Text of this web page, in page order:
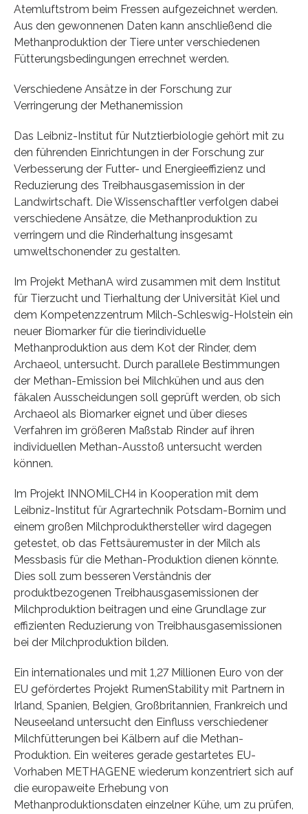
Atemluftstrom beim Fressen aufgezeichnet werden.
Aus den gewonnenen Daten kann anschließend die
Methanproduktion der Tiere unter verschiedenen
Fütterungsbedingungen errechnet werden.
Verschiedene Ansätze in der Forschung zur
Verringerung der Methanemission
Das Leibniz-Institut für Nutztierbiologie gehört mit zu
den führenden Einrichtungen in der Forschung zur
Verbesserung der Futter- und Energieeffizienz und
Reduzierung des Treibhausgasemission in der
Landwirtschaft. Die Wissenschaftler verfolgen dabei
verschiedene Ansätze, die Methanproduktion zu
verringern und die Rinderhaltung insgesamt
umweltschonender zu gestalten.
Im Projekt MethanA wird zusammen mit dem Institut
für Tierzucht und Tierhaltung der Universität Kiel und
dem Kompetenzzentrum Milch-Schleswig-Holstein ein
neuer Biomarker für die tierindividuelle
Methanproduktion aus dem Kot der Rinder, dem
Archaeol, untersucht. Durch parallele Bestimmungen
der Methan-Emission bei Milchkühen und aus den
fäkalen Ausscheidungen soll geprüft werden, ob sich
Archaeol als Biomarker eignet und über dieses
Verfahren im größeren Maßstab Rinder auf ihren
individuellen Methan-Ausstoß untersucht werden
können.
Im Projekt INNOMiLCH4 in Kooperation mit dem
Leibniz-Institut für Agrartechnik Potsdam-Bornim und
einem großen Milchprodukthersteller wird dagegen
getestet, ob das Fettsäuremuster in der Milch als
Messbasis für die Methan-Produktion dienen könnte.
Dies soll zum besseren Verständnis der
produktbezogenen Treibhausgasemissionen der
Milchproduktion beitragen und eine Grundlage zur
effizienten Reduzierung von Treibhausgasemissionen
bei der Milchproduktion bilden.
Ein internationales und mit 1,27 Millionen Euro von der
EU gefördertes Projekt RumenStability mit Partnern in
Irland, Spanien, Belgien, Großbritannien, Frankreich und
Neuseeland untersucht den Einfluss verschiedener
Milchfütterungen bei Kälbern auf die Methan-
Produktion. Ein weiteres gerade gestartetes EU-
Vorhaben METHAGENE wiederum konzentriert sich auf
die europaweite Erhebung von
Methanproduktionsdaten einzelner Kühe, um zu prüfen,